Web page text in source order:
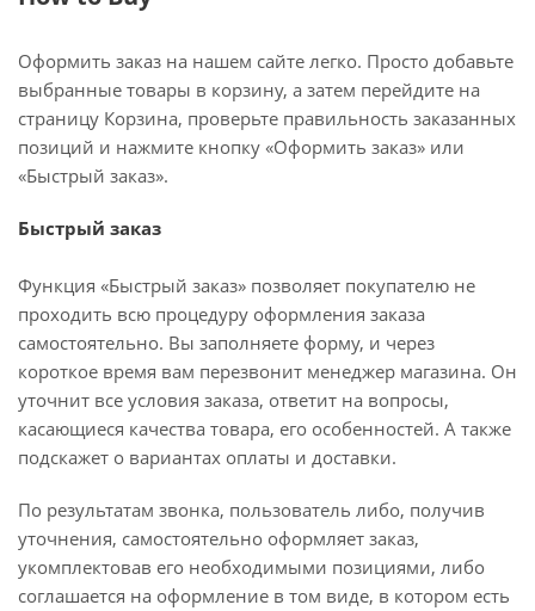
Оформить заказ на нашем сайте легко. Просто добавьте
выбранные товары в корзину, а затем перейдите на
страницу Корзина, проверьте правильность заказанных
позиций и нажмите кнопку «Оформить заказ» или
«Быстрый заказ».
Быстрый заказ
Функция «Быстрый заказ» позволяет покупателю не
проходить всю процедуру оформления заказа
самостоятельно. Вы заполняете форму, и через
короткое время вам перезвонит менеджер магазина. Он
уточнит все условия заказа, ответит на вопросы,
касающиеся качества товара, его особенностей. А также
подскажет о вариантах оплаты и доставки.
По результатам звонка, пользователь либо, получив
уточнения, самостоятельно оформляет заказ,
укомплектовав его необходимыми позициями, либо
соглашается на оформление в том виде, в котором есть